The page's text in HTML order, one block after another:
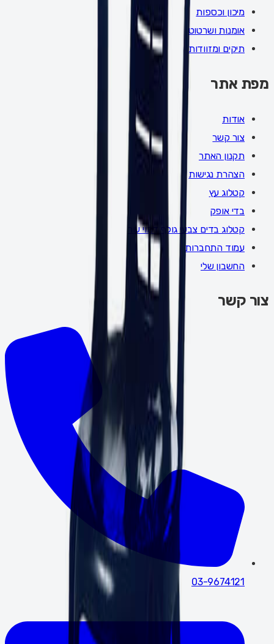
מיכון וכספות
אומנות ושרטוט
תיקים ומזוודות
מפת אתר
אודות
צור קשר
תקנון האתר
הצהרת נגישות
קטלוג עץ
בדי אופק
קטלוג בדים צבעי גולף דמוי עור
עמוד התחברות
החשבון שלי
צור קשר
03-9674121